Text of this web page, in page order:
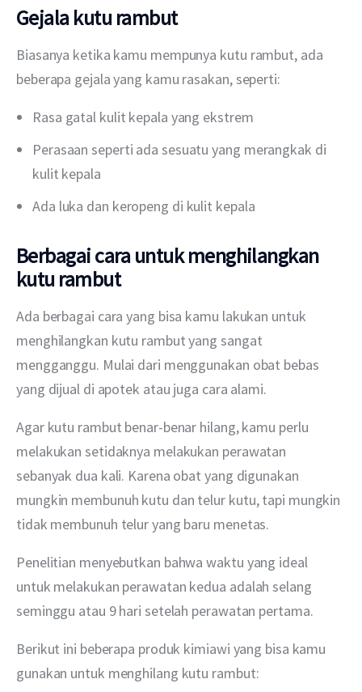
Gejala kutu rambut
Biasanya ketika kamu mempunya kutu rambut, ada
beberapa gejala yang kamu rasakan, seperti:
Rasa gatal kulit kepala yang ekstrem
Perasaan seperti ada sesuatu yang merangkak di
kulit kepala
Ada luka dan keropeng di kulit kepala
Berbagai cara untuk menghilangkan
kutu rambut
Ada berbagai cara yang bisa kamu lakukan untuk
menghilangkan kutu rambut yang sangat
mengganggu. Mulai dari menggunakan obat bebas
yang dijual di apotek atau juga cara alami.
Agar kutu rambut benar-benar hilang, kamu perlu
melakukan setidaknya melakukan perawatan
sebanyak dua kali. Karena obat yang digunakan
mungkin membunuh kutu dan telur kutu, tapi mungkin
tidak membunuh telur yang baru menetas.
Penelitian menyebutkan bahwa waktu yang ideal
untuk melakukan perawatan kedua adalah selang
seminggu atau 9 hari setelah perawatan pertama.
Berikut ini beberapa produk kimiawi yang bisa kamu
gunakan untuk menghilang kutu rambut: